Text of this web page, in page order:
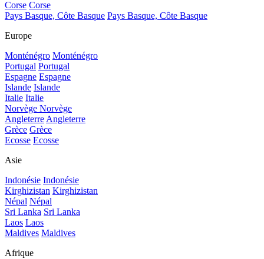
Corse Corse
Pays Basque, Côte Basque Pays Basque, Côte Basque
Europe
Monténégro Monténégro
Portugal Portugal
Espagne Espagne
Islande Islande
Italie Italie
Norvège Norvège
AngleterreAngleterre
Grèce Grèce
Ecosse Ecosse
Asie
Indonésie Indonésie
Kirghizistan Kirghizistan
Népal Népal
Sri Lanka Sri Lanka
Laos Laos
Maldives Maldives
Afrique